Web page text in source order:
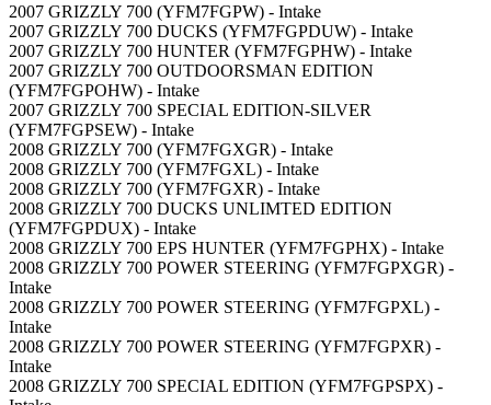
2007 GRIZZLY 700 (YFM7FGPW) - Intake
2007 GRIZZLY 700 DUCKS (YFM7FGPDUW) - Intake
2007 GRIZZLY 700 HUNTER (YFM7FGPHW) - Intake
2007 GRIZZLY 700 OUTDOORSMAN EDITION
(YFM7FGPOHW) - Intake
2007 GRIZZLY 700 SPECIAL EDITION-SILVER
(YFM7FGPSEW) - Intake
2008 GRIZZLY 700 (YFM7FGXGR) - Intake
2008 GRIZZLY 700 (YFM7FGXL) - Intake
2008 GRIZZLY 700 (YFM7FGXR) - Intake
2008 GRIZZLY 700 DUCKS UNLIMTED EDITION
(YFM7FGPDUX) - Intake
2008 GRIZZLY 700 EPS HUNTER (YFM7FGPHX) - Intake
2008 GRIZZLY 700 POWER STEERING (YFM7FGPXGR) -
Intake
2008 GRIZZLY 700 POWER STEERING (YFM7FGPXL) -
Intake
2008 GRIZZLY 700 POWER STEERING (YFM7FGPXR) -
Intake
2008 GRIZZLY 700 SPECIAL EDITION (YFM7FGPSPX) -